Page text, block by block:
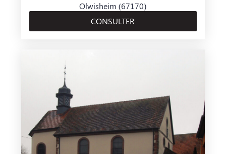
Olwisheim (67170)
CONSULTER